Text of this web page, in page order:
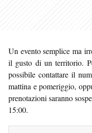
Un evento semplice ma
il gusto di un territorio.
possibile contattare il
mattina e pomeriggio,
prenotazioni saranno
15:00.